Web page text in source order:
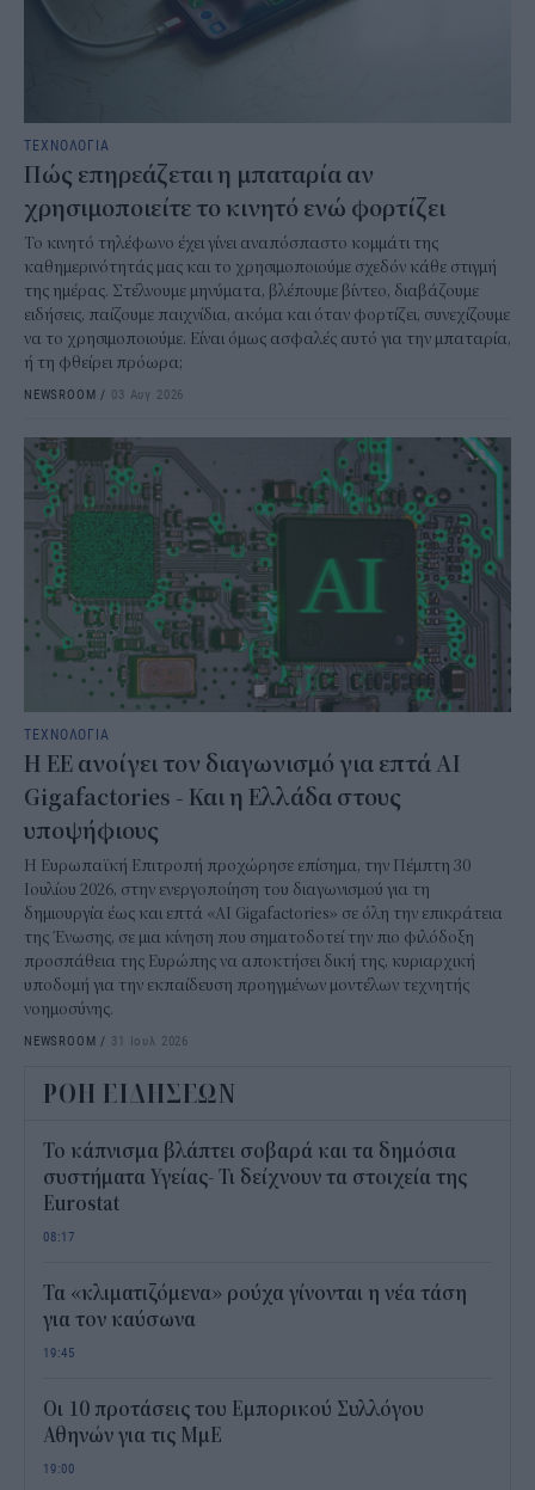
ΤΕΧΝΟΛΟΓΙΑ
Πώς επηρεάζεται η μπαταρία αν
χρησιμοποιείτε το κινητό ενώ φορτίζει
Το κινητό τηλέφωνο έχει γίνει αναπόσπαστο κομμάτι της
καθημερινότητάς μας και το χρησιμοποιούμε σχεδόν κάθε στιγμή
της ημέρας. Στέλνουμε μηνύματα, βλέπουμε βίντεο, διαβάζουμε
ειδήσεις, παίζουμε παιχνίδια, ακόμα και όταν φορτίζει, συνεχίζουμε
να το χρησιμοποιούμε. Είναι όμως ασφαλές αυτό για την μπαταρία,
ή τη φθείρει πρόωρα;
NEWSROOM / 03 Αυγ 2026
ΤΕΧΝΟΛΟΓΙΑ
H ΕΕ ανοίγει τον διαγωνισμό για επτά AI
Gigafactories - Και η Ελλάδα στους
υποψήφιους
Η Ευρωπαϊκή Επιτροπή προχώρησε επίσημα, την Πέμπτη 30
Ιουλίου 2026, στην ενεργοποίηση του διαγωνισμού για τη
δημιουργία έως και επτά «AI Gigafactories» σε όλη την επικράτεια
της Ένωσης, σε μια κίνηση που σηματοδοτεί την πιο φιλόδοξη
προσπάθεια της Ευρώπης να αποκτήσει δική της, κυριαρχική
υποδομή για την εκπαίδευση προηγμένων μοντέλων τεχνητής
νοημοσύνης.
NEWSROOM / 31 Ιουλ 2026
ΡΟΗ ΕΙΔΗΣΕΩΝ
Το κάπνισμα βλάπτει σοβαρά και τα δημόσια
συστήματα Υγείας- Τι δείχνουν τα στοιχεία της
Eurostat
08:17
Τα «κλιματιζόμενα» ρούχα γίνονται η νέα τάση
για τον καύσωνα
19:45
Οι 10 προτάσεις του Εμπορικού Συλλόγου
Αθηνών για τις ΜμΕ
19:00